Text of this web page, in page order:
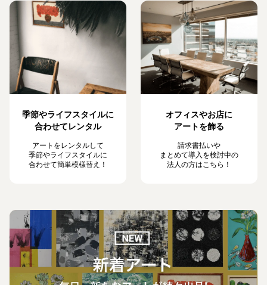
季節やライフスタイルに
合わせてレンタル
アートをレンタルして
季節やライフスタイルに
合わせて簡単模様替え！
オフィスやお店に
アートを飾る
請求書払いや
まとめて導入を検討中の
法人の方はこちら！